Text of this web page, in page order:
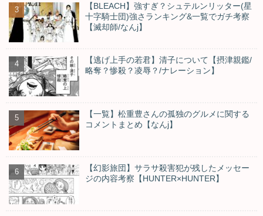
【BLEACH】強すぎ？シュテルンリッター(星
十字騎士団)強さランキング&一覧でガチ考察
【滅却師/なんj】
【逃げ上手の若君】清子について【摂津親鑑/
略奪？惨殺？凌辱？/ナレーション】
【一覧】松重豊さんの孤独のグルメに関する
コメントまとめ【なんj】
【幻影旅団】サラサ殺害犯が残したメッセー
ジの内容考察【HUNTER×HUNTER】